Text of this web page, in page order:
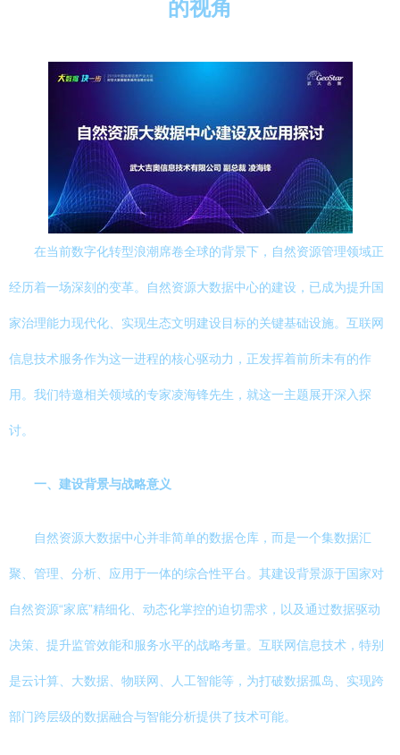
的视角
在当前数字化转型浪潮席卷全球的背景下，自然资源管理领域正
经历着一场深刻的变革。自然资源大数据中心的建设，已成为提升国
家治理能力现代化、实现生态文明建设目标的关键基础设施。互联网
信息技术服务作为这一进程的核心驱动力，正发挥着前所未有的作
用。我们特邀相关领域的专家凌海锋先生，就这一主题展开深入探
讨。
一、建设背景与战略意义
自然资源大数据中心并非简单的数据仓库，而是一个集数据汇
聚、管理、分析、应用于一体的综合性平台。其建设背景源于国家对
自然资源“家底”精细化、动态化掌控的迫切需求，以及通过数据驱动
决策、提升监管效能和服务水平的战略考量。互联网信息技术，特别
是云计算、大数据、物联网、人工智能等，为打破数据孤岛、实现跨
部门跨层级的数据融合与智能分析提供了技术可能。